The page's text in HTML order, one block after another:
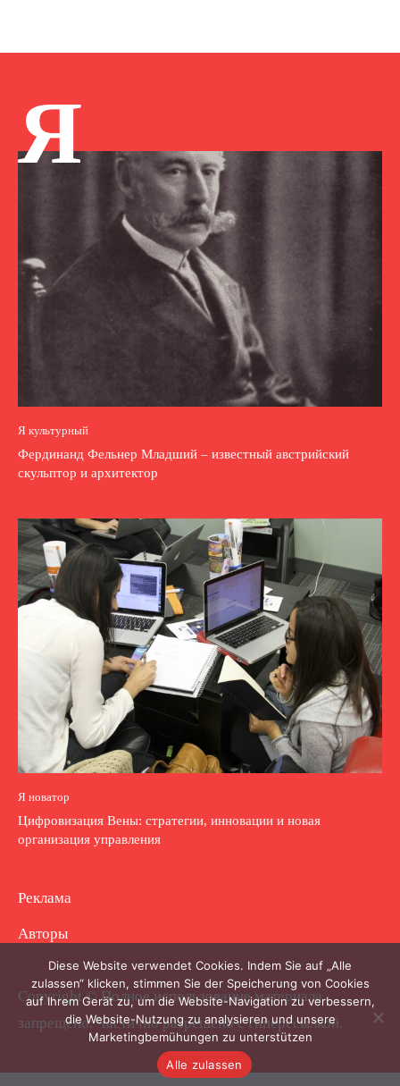
Я
Я культурный
Фердинанд Фельнер Младший – известный австрийский
скульптор и архитектор
Я новатор
Цифровизация Вены: стратегии, инновации и новая
организация управления
Реклама
Авторы
Copyright © Полное использование материала
запрещено. Частично разрешено с гиперссылкой.
Diese Website verwendet Cookies. Indem Sie auf „Alle
zulassen“ klicken, stimmen Sie der Speicherung von Cookies
auf Ihrem Gerät zu, um die Website-Navigation zu verbessern,
die Website-Nutzung zu analysieren und unsere
Marketingbemühungen zu unterstützen
Alle zulassen